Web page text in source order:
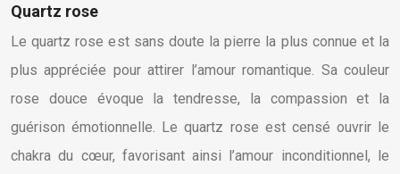
Quartz rose
Le quartz rose est sans doute la pierre la plus connue et la
plus appréciée pour attirer l’amour romantique. Sa couleur
rose douce évoque la tendresse, la compassion et la
guérison émotionnelle. Le quartz rose est censé ouvrir le
chakra du cœur, favorisant ainsi l’amour inconditionnel, le